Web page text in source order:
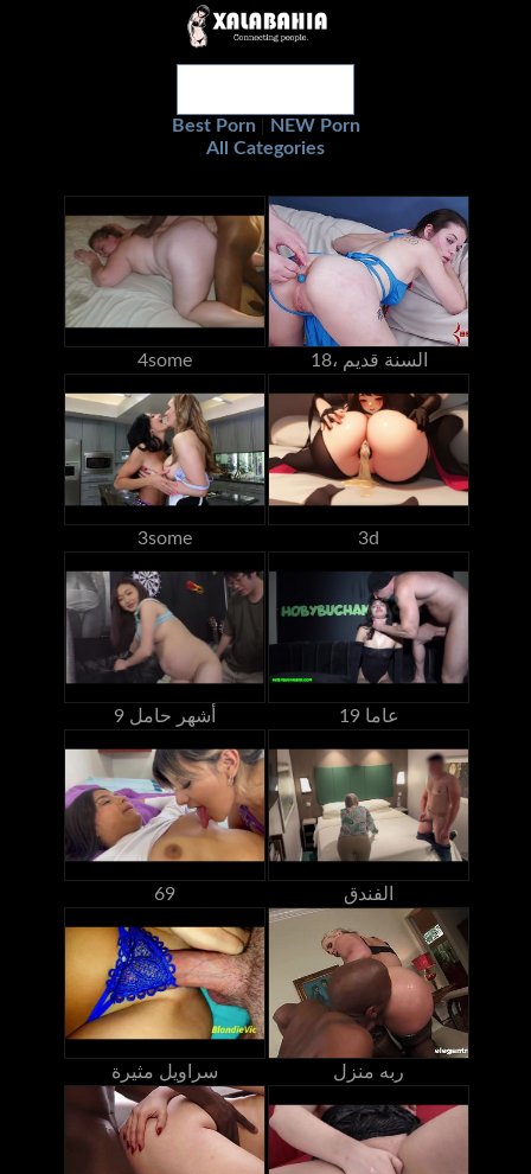
Best Porn
NEW Porn
All Categories
4some 18، السنة قديم
3some 3d
9 أشهر حامل 19 عاما
69 الفندق
سراويل مثيرة ربه منزل